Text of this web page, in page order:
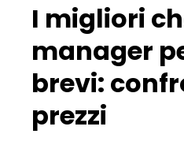
I migliori
manager
brevi:
prezzi